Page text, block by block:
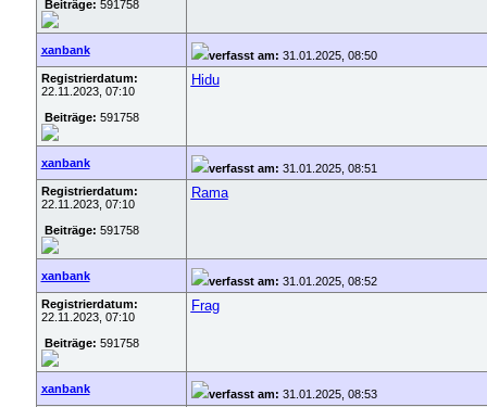
Beiträge: 591758
xanbank verfasst am: 31.01.2025, 08:50
Registrierdatum:
22.11.2023, 07:10
Beiträge: 591758
Hidu
xanbank verfasst am: 31.01.2025, 08:51
Registrierdatum:
22.11.2023, 07:10
Beiträge: 591758
Rama
xanbank verfasst am: 31.01.2025, 08:52
Registrierdatum:
22.11.2023, 07:10
Beiträge: 591758
Frag
xanbank verfasst am: 31.01.2025, 08:53